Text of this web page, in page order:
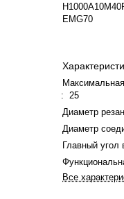
EMG70
: 25
Диаметр
Диаметр
Главный угол
Все